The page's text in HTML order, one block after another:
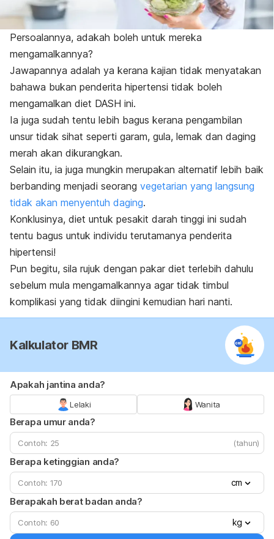
Persoalannya, adakah boleh untuk mereka
mengamalkannya?
Jawapannya adalah ya kerana kajian tidak menyatakan
bahawa bukan penderita hipertensi tidak boleh
mengamalkan diet DASH ini.
Ia juga sudah tentu lebih bagus kerana pengambilan
unsur tidak sihat seperti garam, gula, lemak dan daging
merah akan dikurangkan.
Selain itu, ia juga mungkin merupakan alternatif lebih baik
berbanding menjadi seorang vegetarian yang langsung
tidak akan menyentuh daging.
Konklusinya, diet untuk pesakit darah tinggi ini sudah
tentu bagus untuk individu terutamanya penderita
hipertensi!
Pun begitu, sila rujuk dengan pakar diet terlebih dahulu
sebelum mula mengamalkannya agar tidak timbul
komplikasi yang tidak diingini kemudian hari nanti.
Kalkulator BMR
Apakah jantina anda?
Lelaki Wanita
Berapa umur anda?
(tahun)
Berapa ketinggian anda?
cm
Berapakah berat badan anda?
kg